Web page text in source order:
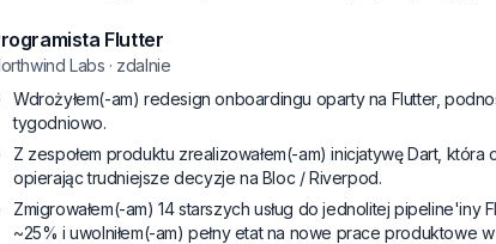
Flutter
Labs · zdalnie
Wdrożyłem(-am) redesign onboardingu oparty na Flutter,
tygodniowo.
Z zespołem produktu zrealizowałem(-am) inicjatywę Dart, która
opierając trudniejsze decyzje na Bloc / Riverpod.
Zmigrowałem(-am) 14 starszych usług do jednolitej
~25% i uwolniłem(-am) pełny etat na nowe prace produktowe w